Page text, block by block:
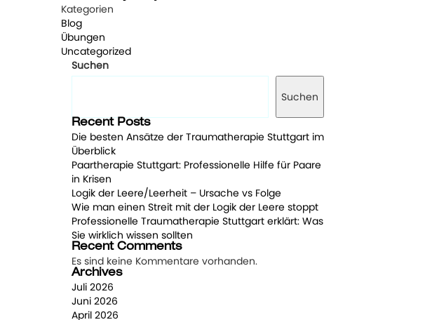
Kategorien
Blog
Übungen
Uncategorized
Suchen
Suchen
Recent Posts
Die besten Ansätze der Traumatherapie Stuttgart im
Überblick
Paartherapie Stuttgart: Professionelle Hilfe für Paare
in Krisen
Logik der Leere/Leerheit – Ursache vs Folge
Wie man einen Streit mit der Logik der Leere stoppt
Professionelle Traumatherapie Stuttgart erklärt: Was
Sie wirklich wissen sollten
Recent Comments
Es sind keine Kommentare vorhanden.
Archives
Juli 2026
Juni 2026
April 2026